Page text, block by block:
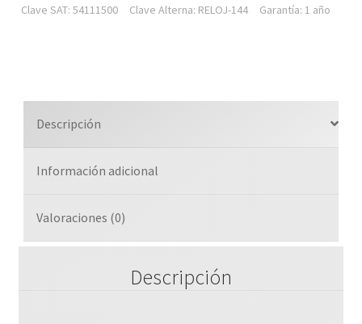
Pantalla
15g
cantidad
Clave SAT: 54111500
Clave Alterna: RELOJ-144 Garantía: 1 año
Descripción
Información adicional
Valoraciones (0)
Descripción